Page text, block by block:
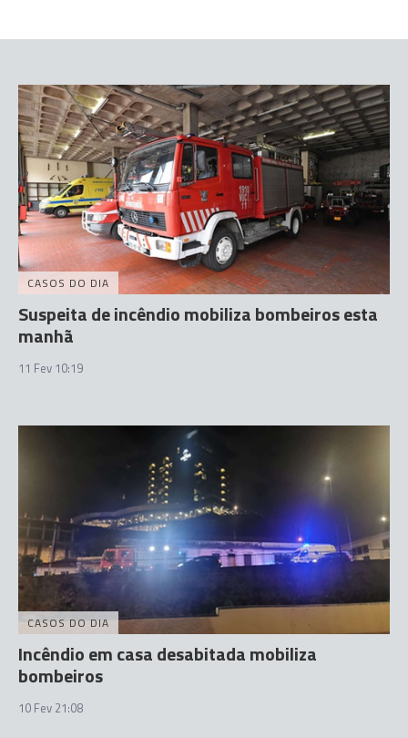
CASOS DO DIA
Suspeita de incêndio mobiliza bombeiros esta
manhã
11 Fev 10:19
CASOS DO DIA
Incêndio em casa desabitada mobiliza
bombeiros
10 Fev 21:08